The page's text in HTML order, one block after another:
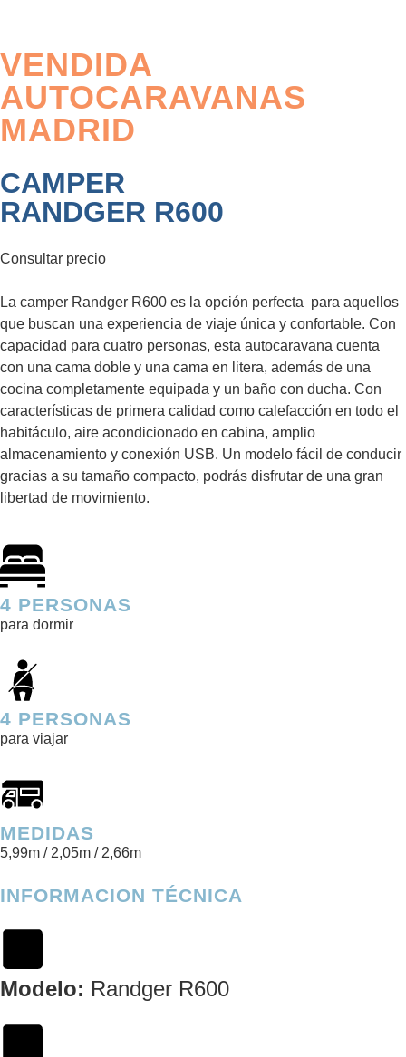
VENDIDA
AUTOCARAVANAS
MADRID
CAMPER
RANDGER R600
Consultar precio
La camper Randger R600 es la opción perfecta para aquellos
que buscan una experiencia de viaje única y confortable. Con
capacidad para cuatro personas, esta autocaravana cuenta
con una cama doble y una cama en litera, además de una
cocina completamente equipada y un baño con ducha. Con
características de primera calidad como calefacción en todo el
habitáculo, aire acondicionado en cabina, amplio
almacenamiento y conexión USB. Un modelo fácil de conducir
gracias a su tamaño compacto, podrás disfrutar de una gran
libertad de movimiento.
4 PERSONAS
para dormir
4 PERSONAS
para viajar
MEDIDAS
5,99m / 2,05m / 2,66m
INFORMACION TÉCNICA
Modelo: Randger R600